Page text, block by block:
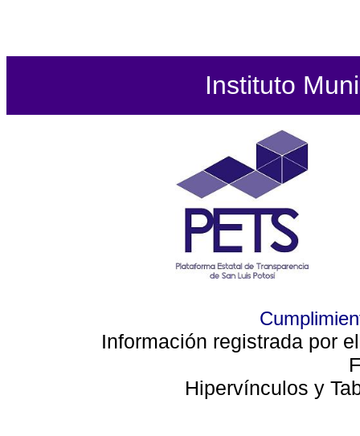
Instituto
Información registrada por
Hipervínculos y